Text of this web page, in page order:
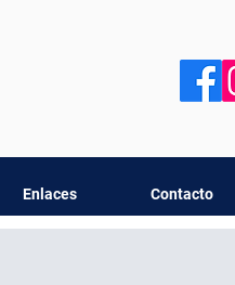
Enlaces Contacto